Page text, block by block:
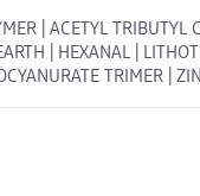
| ACETYL TRIBUTYL
| HEXANAL |
TRIMER |